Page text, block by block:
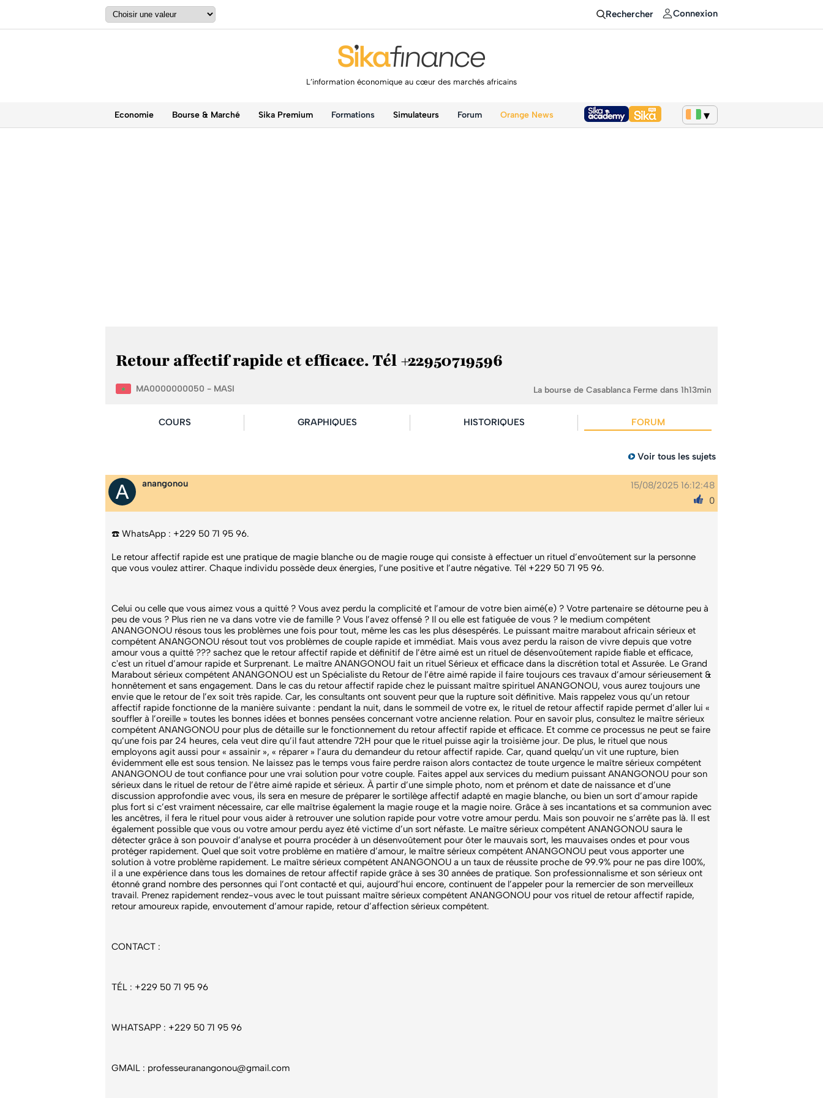
Rechercher Connexion
L’information économique au cœur des marchés africains
Economie Bourse & Marché Sika Premium Formations Simulateurs Forum Orange News
Retour affectif rapide et efficace. Tél +22950719596
MA0000000050 - MASI La bourse de Casablanca Ferme dans 1h13min
COURS GRAPHIQUES HISTORIQUES FORUM
Voir tous les sujets
anangonou
15/08/2025 16:12:48
0
☎️ WhatsApp : +229 50 71 95 96.
Le retour affectif rapide est une pratique de magie blanche ou de magie rouge qui consiste à effectuer un rituel d’envoûtement sur la personne
que vous voulez attirer. Chaque individu possède deux énergies, l’une positive et l’autre négative. Tél +229 50 71 95 96.
Celui ou celle que vous aimez vous a quitté ? Vous avez perdu la complicité et l’amour de votre bien aimé(e) ? Votre partenaire se détourne peu à
peu de vous ? Plus rien ne va dans votre vie de famille ? Vous l’avez offensé ? Il ou elle est fatiguée de vous ? le medium compétent
ANANGONOU résous tous les problèmes une fois pour tout, même les cas les plus désespérés. Le puissant maitre marabout africain sérieux et
compétent ANANGONOU résout tout vos problèmes de couple rapide et immédiat. Mais vous avez perdu la raison de vivre depuis que votre
amour vous a quitté ??? sachez que le retour affectif rapide et définitif de l’être aimé est un rituel de désenvoûtement rapide fiable et efficace,
c'est un rituel d’amour rapide et Surprenant. Le maître ANANGONOU fait un rituel Sérieux et efficace dans la discrétion total et Assurée. Le Grand
Marabout sérieux compétent ANANGONOU est un Spécialiste du Retour de l’être aimé rapide il faire toujours ces travaux d’amour sérieusement &
honnêtement et sans engagement. Dans le cas du retour affectif rapide chez le puissant maître spirituel ANANGONOU, vous aurez toujours une
envie que le retour de l’ex soit très rapide. Car, les consultants ont souvent peur que la rupture soit définitive. Mais rappelez vous qu’un retour
affectif rapide fonctionne de la manière suivante : pendant la nuit, dans le sommeil de votre ex, le rituel de retour affectif rapide permet d’aller lui «
souffler à l’oreille » toutes les bonnes idées et bonnes pensées concernant votre ancienne relation. Pour en savoir plus, consultez le maître sérieux
compétent ANANGONOU pour plus de détaille sur le fonctionnement du retour affectif rapide et efficace. Et comme ce processus ne peut se faire
qu’une fois par 24 heures, cela veut dire qu’il faut attendre 72H pour que le rituel puisse agir la troisième jour. De plus, le rituel que nous
employons agit aussi pour « assainir », « réparer » l’aura du demandeur du retour affectif rapide. Car, quand quelqu’un vit une rupture, bien
évidemment elle est sous tension. Ne laissez pas le temps vous faire perdre raison alors contactez de toute urgence le maître sérieux compétent
ANANGONOU de tout confiance pour une vrai solution pour votre couple. Faites appel aux services du medium puissant ANANGONOU pour son
sérieux dans le rituel de retour de l’être aimé rapide et sérieux. À partir d’une simple photo, nom et prénom et date de naissance et d’une
discussion approfondie avec vous, ils sera en mesure de préparer le sortilège affectif adapté en magie blanche, ou bien un sort d’amour rapide
plus fort si c’est vraiment nécessaire, car elle maîtrise également la magie rouge et la magie noire. Grâce à ses incantations et sa communion avec
les ancêtres, il fera le rituel pour vous aider à retrouver une solution rapide pour votre votre amour perdu. Mais son pouvoir ne s’arrête pas là. Il est
également possible que vous ou votre amour perdu ayez été victime d’un sort néfaste. Le maître sérieux compétent ANANGONOU saura le
détecter grâce à son pouvoir d’analyse et pourra procéder à un désenvoûtement pour ôter le mauvais sort, les mauvaises ondes et pour vous
protéger rapidement. Quel que soit votre problème en matière d’amour, le maître sérieux compétent ANANGONOU peut vous apporter une
solution à votre problème rapidement. Le maître sérieux compétent ANANGONOU a un taux de réussite proche de 99.9% pour ne pas dire 100%,
il a une expérience dans tous les domaines de retour affectif rapide grâce à ses 30 années de pratique. Son professionnalisme et son sérieux ont
étonné grand nombre des personnes qui l’ont contacté et qui, aujourd’hui encore, continuent de l’appeler pour la remercier de son merveilleux
travail. Prenez rapidement rendez-vous avec le tout puissant maître sérieux compétent ANANGONOU pour vos rituel de retour affectif rapide,
retour amoureux rapide, envoutement d’amour rapide, retour d’affection sérieux compétent.
CONTACT :
TÉL : +229 50 71 95 96
WHATSAPP : +229 50 71 95 96
GMAIL : professeuranangonou@gmail.com